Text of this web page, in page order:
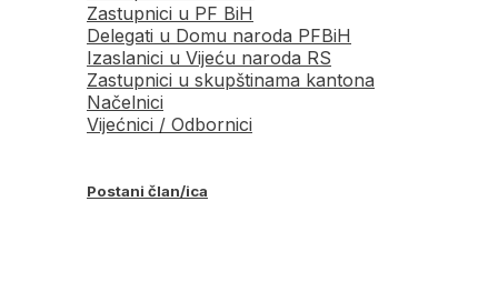
Zastupnici u PF BiH
Delegati u Domu naroda PFBiH
Izaslanici u Vijeću naroda RS
Zastupnici u skupštinama kantona
Načelnici
Vijećnici / Odbornici
Postani član/ica